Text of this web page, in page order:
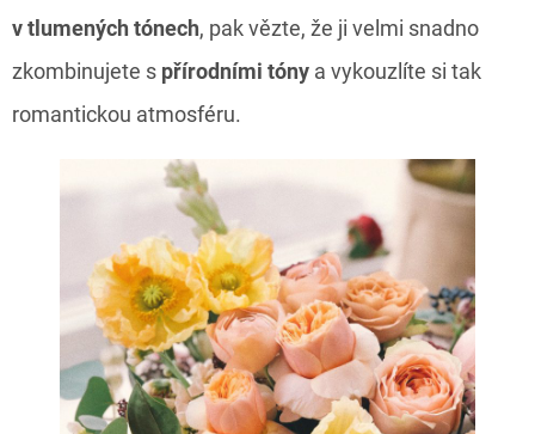
v tlumených tónech, pak vězte, že ji velmi snadno
zkombinujete s přírodními tóny a vykouzlíte si tak
romantickou atmosféru.